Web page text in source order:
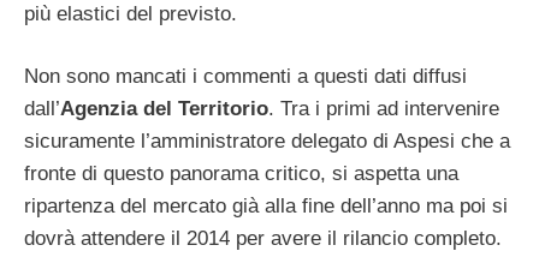
più elastici del previsto.
Non sono mancati i commenti a questi dati diffusi
dall’Agenzia del Territorio. Tra i primi ad intervenire
sicuramente l’amministratore delegato di Aspesi che a
fronte di questo panorama critico, si aspetta una
ripartenza del mercato già alla fine dell’anno ma poi si
dovrà attendere il 2014 per avere il rilancio completo.